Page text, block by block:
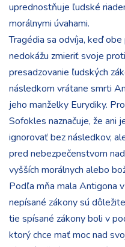
uprednostňuje ľudské
morálnymi úvahami.
Tragédia sa odvíja, keď
nedokážu zmieriť svoje
presadzovanie ľudských
následkom vrátane smrti
jeho manželky Eurydiky.
Sofokles naznačuje, že ani
ignorovať bez následkov,
pred nebezpečenstvom
vyšších morálnych alebo
Podľa mňa mala Antigona
nepísané zákony sú
tie spísané zákony boli v
ktorý chce mať moc nad